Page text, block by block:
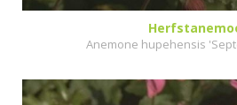
Anemone hupehensis